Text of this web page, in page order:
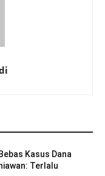
Kasus Dana
Terlalu